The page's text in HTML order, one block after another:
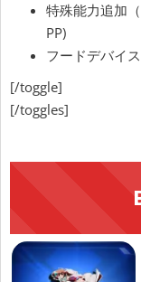
特殊能力追加
PP)
フードデバイ
[/toggle]
[/toggles]